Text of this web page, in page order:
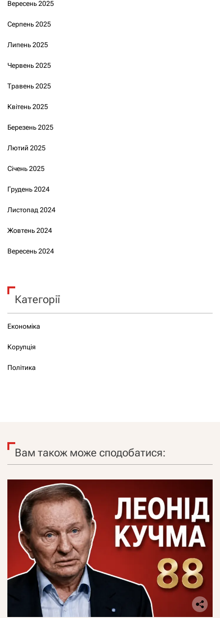
Вересень 2025
Серпень 2025
Липень 2025
Червень 2025
Травень 2025
Квітень 2025
Березень 2025
Лютий 2025
Січень 2025
Грудень 2024
Листопад 2024
Жовтень 2024
Вересень 2024
Категорії
Економіка
Корупція
Політика
Вам також може сподобатися: